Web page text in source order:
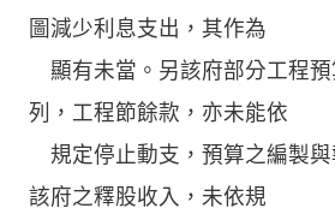
圖減少利息支出，其作為
顯有未當。另該府部分工程預
列，工程節餘款，亦未能依
規定停止動支，預算之編製
該府之釋股收入，未依規